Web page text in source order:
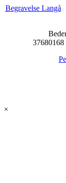
Begravelse Langå
37680168
×